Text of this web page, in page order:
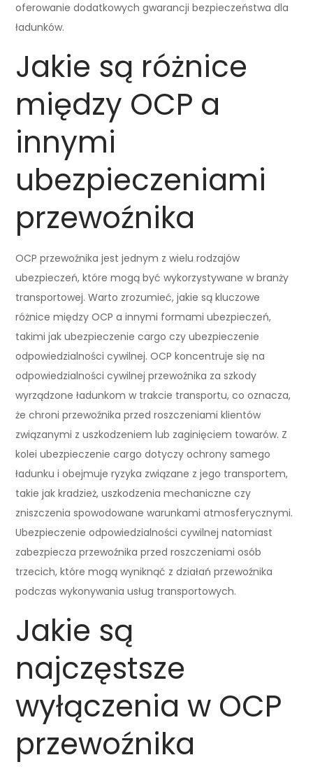
oferowanie dodatkowych gwarancji bezpieczeństwa dla
ładunków.
Jakie są różnice
między OCP a
innymi
ubezpieczeniami
przewoźnika
OCP przewoźnika jest jednym z wielu rodzajów
ubezpieczeń, które mogą być wykorzystywane w branży
transportowej. Warto zrozumieć, jakie są kluczowe
różnice między OCP a innymi formami ubezpieczeń,
takimi jak ubezpieczenie cargo czy ubezpieczenie
odpowiedzialności cywilnej. OCP koncentruje się na
odpowiedzialności cywilnej przewoźnika za szkody
wyrządzone ładunkom w trakcie transportu, co oznacza,
że chroni przewoźnika przed roszczeniami klientów
związanymi z uszkodzeniem lub zaginięciem towarów. Z
kolei ubezpieczenie cargo dotyczy ochrony samego
ładunku i obejmuje ryzyka związane z jego transportem,
takie jak kradzież, uszkodzenia mechaniczne czy
zniszczenia spowodowane warunkami atmosferycznymi.
Ubezpieczenie odpowiedzialności cywilnej natomiast
zabezpiecza przewoźnika przed roszczeniami osób
trzecich, które mogą wyniknąć z działań przewoźnika
podczas wykonywania usług transportowych.
Jakie są
najczęstsze
wyłączenia w OCP
przewoźnika